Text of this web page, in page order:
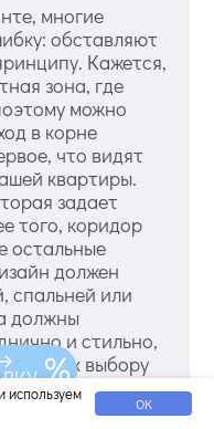
многие
обставляют
Кажется,
зона, где
можно
в корне
что видят
квартиры.
задает
того, коридор
остальные
должен
спальней или
должны
и стильно,
к их выбору
ответственно.
коридора.
используем
ОК